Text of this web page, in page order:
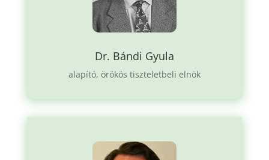
Dr. Bándi Gyula
alapító, örökös tiszteletbeli elnök